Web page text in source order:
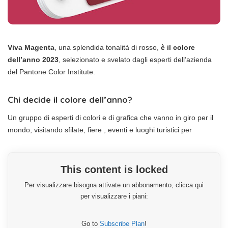
Viva Magenta , una splendida tonalità di rosso, è il colore
dell’anno 2023 , selezionato e svelato dagli esperti dell’azienda
del Pantone Color Institute.
Chi decide il colore dell’anno?
Un gruppo di esperti di colori e di grafica che vanno in giro per il
mondo, visitando sfilate, fiere , eventi e luoghi turistici per
This content is locked
Per visualizzare bisogna attivate un abbonamento, clicca qui
per visualizzare i piani:
Go to Subscribe Plan!